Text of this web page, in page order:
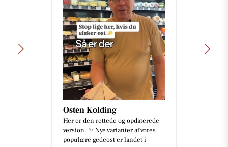
Osten Kolding
Her er den rettede og opdaterede
version: ✨ Nye varianter af vores
populære gedeost er landet i